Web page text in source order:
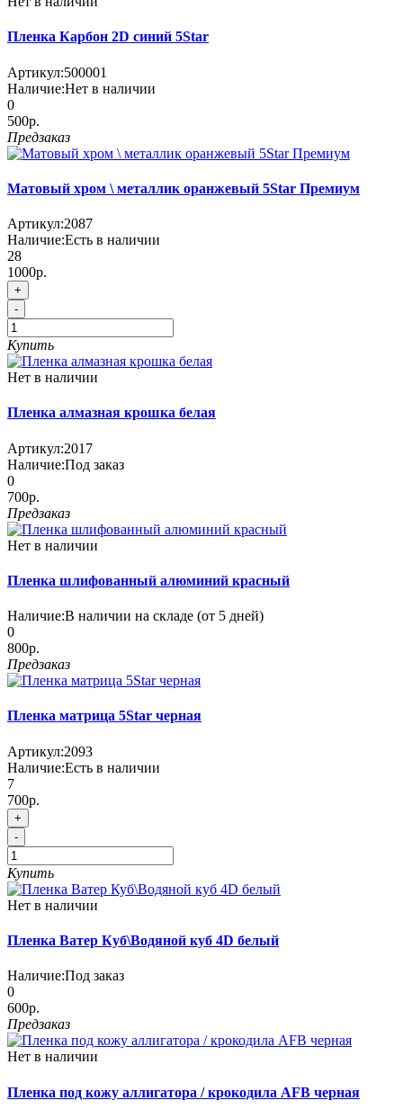
Пленка Карбон 2D синий 5Star
Артикул:500001
Наличие:Нет в наличии
0
500р.
Предзаказ
Матовый хром \ металлик оранжевый 5Star Премиум
Артикул:2087
Наличие:Есть в наличии
28
1000р.
+
-
Купить
Нет в наличии
Пленка алмазная крошка белая
Артикул:2017
Наличие:Под заказ
0
700р.
Предзаказ
Нет в наличии
Пленка шлифованный алюминий красный
Наличие:В наличии на складе (от 5 дней)
0
800р.
Предзаказ
Пленка матрица 5Star черная
Артикул:2093
Наличие:Есть в наличии
7
700р.
+
-
Купить
Нет в наличии
Пленка Ватер Куб\Водяной куб 4D белый
Наличие:Под заказ
0
600р.
Предзаказ
Нет в наличии
Пленка под кожу аллигатора / крокодила AFB черная